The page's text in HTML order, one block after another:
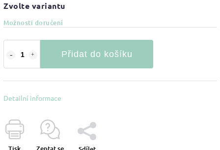
Zvolte variantu
Možnosti doručení
Přidat do košíku
Detailní informace